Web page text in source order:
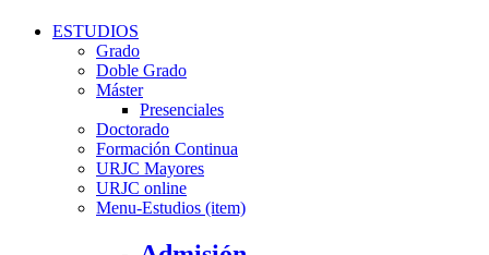
ESTUDIOS
Grado
Doble Grado
Máster
Presenciales
Doctorado
Formación Continua
URJC Mayores
URJC online
Menu-Estudios (item)